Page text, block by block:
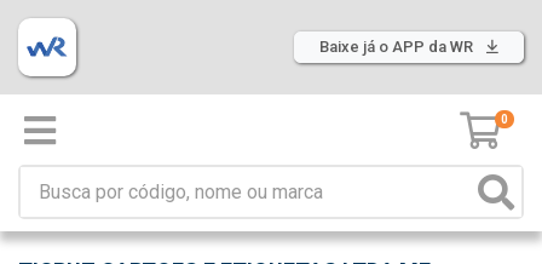
Baixe já o APP da WR
0